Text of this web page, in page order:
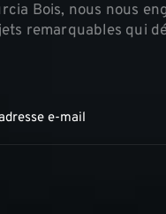
Bois, nous nous
remarquables qui